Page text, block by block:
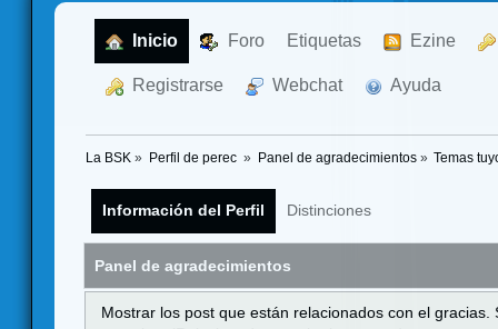
Inicio Foro Etiquetas Ezine
Registrarse Webchat Ayuda
La BSK » Perfil de perec » Panel de agradecimientos» Temas
Información del Perfil Distinciones
Panel de agradecimientos
Mostrar los post que están relacionados con el